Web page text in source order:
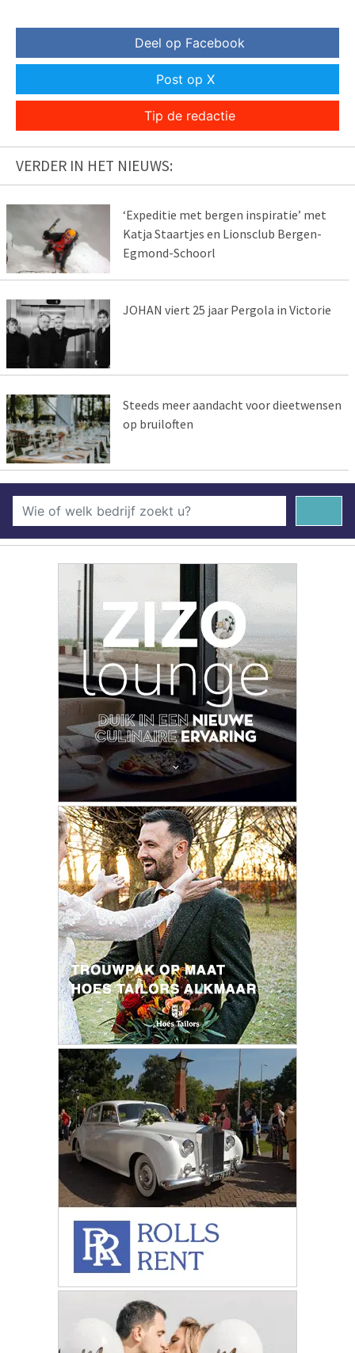
Deel op Facebook
Post op X
Tip de redactie
VERDER IN HET NIEUWS:
‘Expeditie met bergen inspiratie’ met
Katja Staartjes en Lionsclub Bergen-
Egmond-Schoorl
JOHAN viert 25 jaar Pergola in Victorie
Steeds meer aandacht voor dieetwensen
op bruiloften